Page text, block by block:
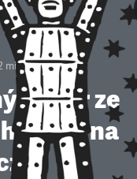
minuty
výběr ze
médií na